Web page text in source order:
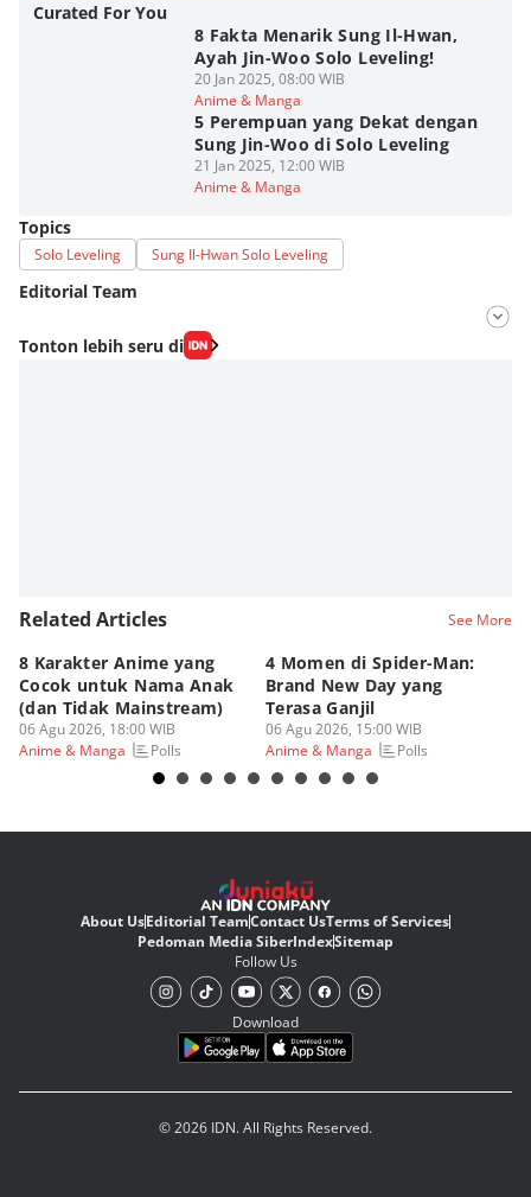
Curated For You
8 Fakta Menarik Sung Il-Hwan,
Ayah Jin-Woo Solo Leveling!
20 Jan 2025, 08:00 WIB
Anime & Manga
5 Perempuan yang Dekat dengan
Sung Jin-Woo di Solo Leveling
21 Jan 2025, 12:00 WIB
Anime & Manga
Topics
Solo Leveling Sung Il-Hwan Solo Leveling
Editorial Team
Editor
Fahrul Razi Uni Nurullah
Tonton lebih seru di
Related Articles See More
8 Karakter Anime yang
Cocok untuk Nama Anak
(dan Tidak Mainstream)
06 Agu 2026, 18:00 WIB
Anime & Manga
Polls
4 Momen di Spider-Man:
Brand New Day yang
Terasa Ganjil
06 Agu 2026, 15:00 WIB
Anime & Manga
Polls
About UsEditorial TeamContact UsTerms of Services
Pedoman Media SiberIndexSitemap
Follow Us
Download
© 2026 IDN. All Rights Reserved.